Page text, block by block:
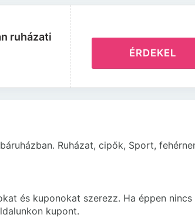
ruházati
ÉRDEKEL
Ruházat, cipők, Sport,
és kuponokat szerezz. Ha éppen nincs
kupont.